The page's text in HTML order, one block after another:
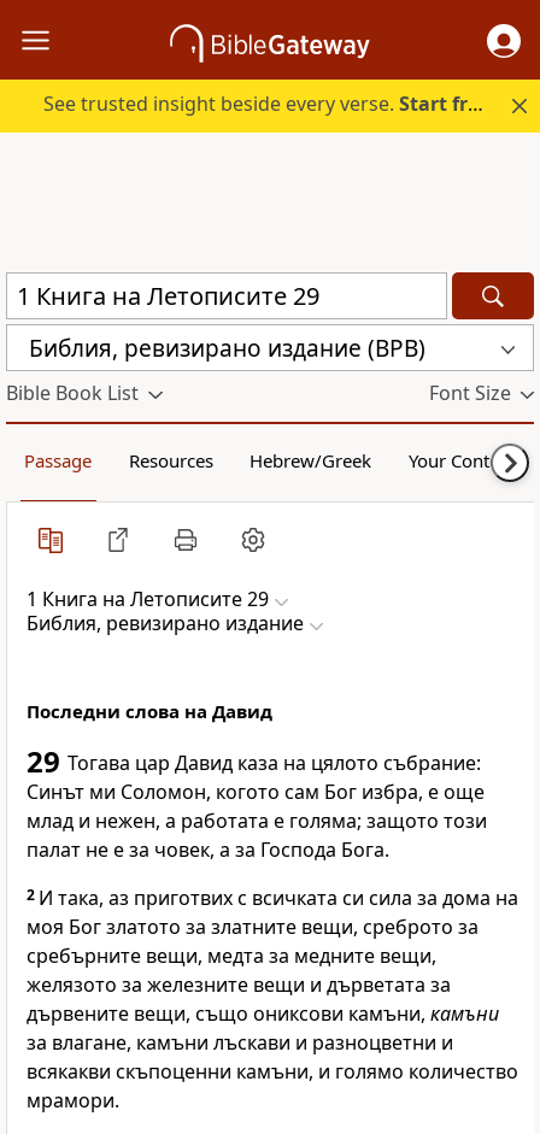
See trusted insight beside every verse.Start free.
Библия, ревизирано издание (BPB)
Bible Book List Font Size
Passage Resources Hebrew/Greek Your Content
1 Книга на Летописите 29
Библия, ревизирано издание
Последни слова на Давид
29 Тогава цар Давид каза на цялото събрание:
Синът ми Соломон, когото сам Бог избра, е още
млад и нежен, а работата е голяма; защото този
палат не е за човек, а за Господа Бога.
2 И така, аз приготвих с всичката си сила за дома на
моя Бог златото за златните вещи, среброто за
сребърните вещи, медта за медните вещи,
желязото за железните вещи и дърветата за
дървените вещи, също ониксови камъни, камъни
за влагане, камъни лъскави и разноцветни и
всякакви скъпоценни камъни, и голямо количество
мрамори.